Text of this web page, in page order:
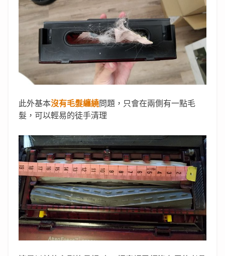
此外基本沒有毛髮纏繞問題，只會在兩側有一點毛
髮，可以輕易的徒手清理